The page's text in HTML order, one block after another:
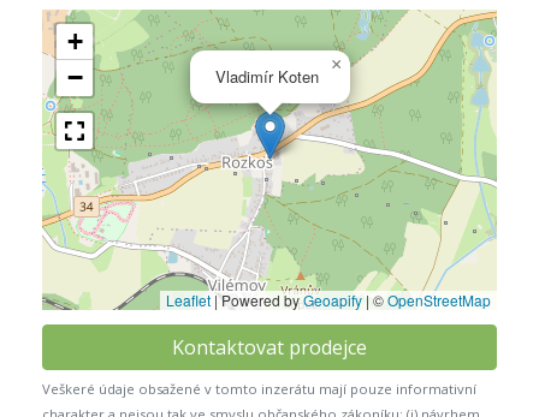
Vladimír Koten
×
+
−
Leaflet |Powered byGeoapify | ©OpenStreetMap
Kontaktovat prodejce
Veškeré údaje obsažené v tomto inzerátu mají pouze informativní